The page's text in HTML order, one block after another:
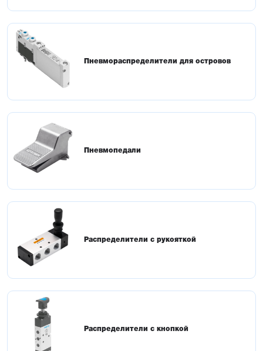
Пневмораспределители для островов
Пневмопедали
Распределители с рукояткой
Распределители с кнопкой